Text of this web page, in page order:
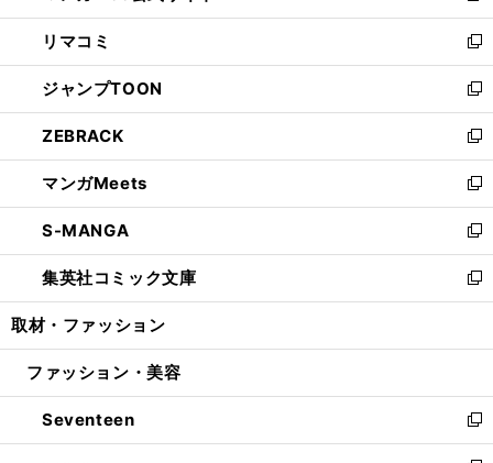
ウ
で
開
く
ン
ド
ウ
で
開
く
ウ
ィ
ン
ド
ウ
で
開
く
し
い
ウ
ィ
ン
ド
ウ
で
開
く
リマコミ
新
し
い
ウ
ィ
ン
ド
ウ
で
開
く
ジャンプTOON
新
し
い
ウ
ィ
ン
ド
ウ
で
開
ZEBRACK
新
し
い
ウ
ィ
ン
ド
ウ
開
マンガMeets
新
し
い
ウ
ィ
ン
ウ
開
く
S-MANGA
新
し
い
ウ
ン
ウ
で
開
集英社コミック文庫
新
し
ウ
ン
ド
ウ
取材・ファッション
ファッション・美容
Seventeen
新
し